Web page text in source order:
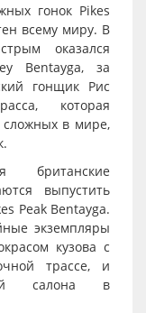
гонок Pikes
всему миру. В
оказался
Bentayga, за
гонщик Рис
которая
сложных в мире,
выпустить
Peak Bentayga.
экземпляры
кузова с
трассе, и
салона в